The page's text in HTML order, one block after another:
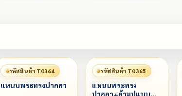
รหัสสินค้า T0364
แหนบพระทรงปากกา
รหัสสินค้า T0365
แหนบพระทรง
ปากกา+ก้ามปูแบบ